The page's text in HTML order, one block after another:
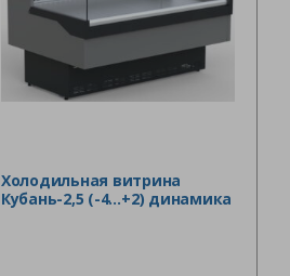
Холодильная витрина
Кубань-2,5 (-4…+2) динамика